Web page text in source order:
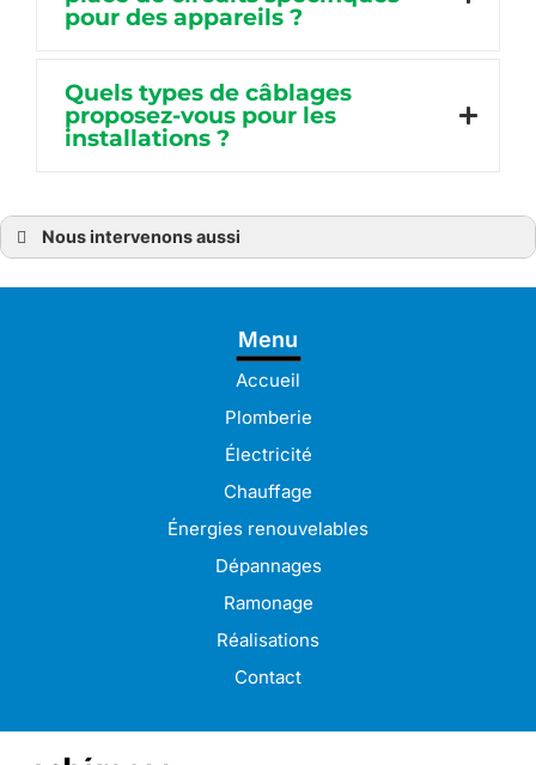
pour des appareils ?
Quels types de câblages
proposez-vous pour les
installations ?
Nous intervenons aussi
Électricien à Binic-Étables-sur-Mer
Électricien à Guingamp
Menu
Accueil
Plomberie
Électricité
Chauffage
Énergies renouvelables
Dépannages
Ramonage
Réalisations
Contact